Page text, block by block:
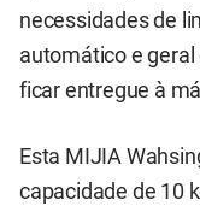
necessidades de
automático e
ficar entregue à
Esta MIJIA
capacidade de 10